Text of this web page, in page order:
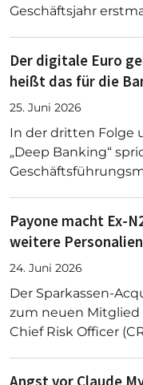
Geschäftsjahr
Der digitale Euro
heißt das für die
25. Juni 2026
In der dritten Folge
„Deep Banking“
Payone macht Ex-
weitere Personalien
24. Juni 2026
Der Sparkassen-
zum neuen
Chief Risk Officer
Angst vor Claude